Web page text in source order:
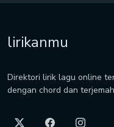
lirikanmu
Direktori lirik lagu online
dengan chord dan